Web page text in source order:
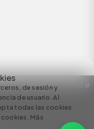
de sesión y
de usuario. Al
todas las cookies
Más
6 Dirección: Carrera 50 #